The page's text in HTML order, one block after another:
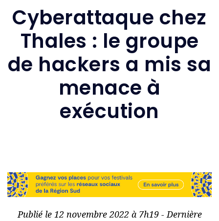
Cyberattaque chez
Thales : le groupe
de hackers a mis sa
menace à
exécution
Publié le 12 novembre 2022 à 7h19 - Dernière